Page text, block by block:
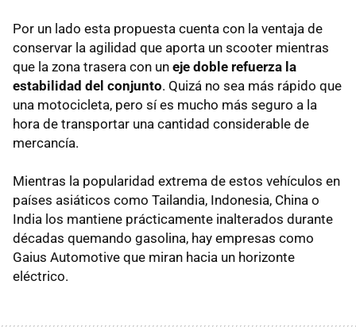
Por un lado esta propuesta cuenta con la ventaja de
conservar la agilidad que aporta un scooter mientras
que la zona trasera con un eje doble refuerza la
estabilidad del conjunto. Quizá no sea más rápido que
una motocicleta, pero sí es mucho más seguro a la
hora de transportar una cantidad considerable de
mercancía.
Mientras la popularidad extrema de estos vehículos en
países asiáticos como Tailandia, Indonesia, China o
India los mantiene prácticamente inalterados durante
décadas quemando gasolina, hay empresas como
Gaius Automotive que miran hacia un horizonte
eléctrico.